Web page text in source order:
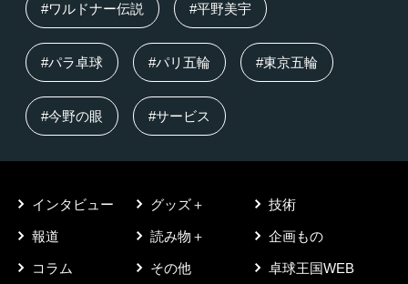
#ワルドナー伝説 #平野美宇
#パラ卓球 #パリ五輪 #東京五輪
#今野の眼 #サービス
インタビュー グッズ＋ 技術
報道 読み物＋ 企画もの
コラム その他 卓球王国WEB